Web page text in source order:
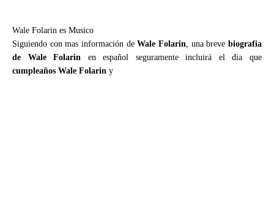
Wale Folarin es Musico
Siguiendo con mas información deWale Folarin, una brevebiografia
de Wale Folarin en español seguramente incluirá el dia que
cumpleaños Wale Folarin y